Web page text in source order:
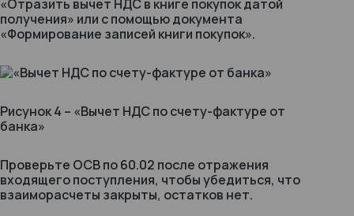
«Отразить вычет НДС в книге покупок датой
получения» или с помощью документа
«Формирование записей книги покупок».
Рисунок 4 – «Вычет НДС по счету-фактуре от
банка»
Проверьте ОСВ по 60.02 после отражения
входящего поступления, чтобы убедиться, что
взаиморасчеты закрыты, остатков нет.